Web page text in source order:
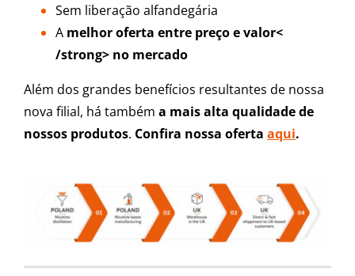
Sem liberação alfandegária
A melhor oferta entre preço e valor<
/strong>no mercado
Além dos grandes benefícios resultantes de nossa
nova filial, há também a mais alta qualidade de
nossos produtos. Confira nossa oferta aqui.